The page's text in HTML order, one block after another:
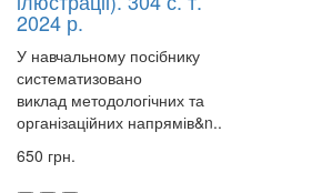
2024 р.
У навчальному посібнику
систематизовано
виклад методологічних та
організаційних напрямів&n..
650 грн.